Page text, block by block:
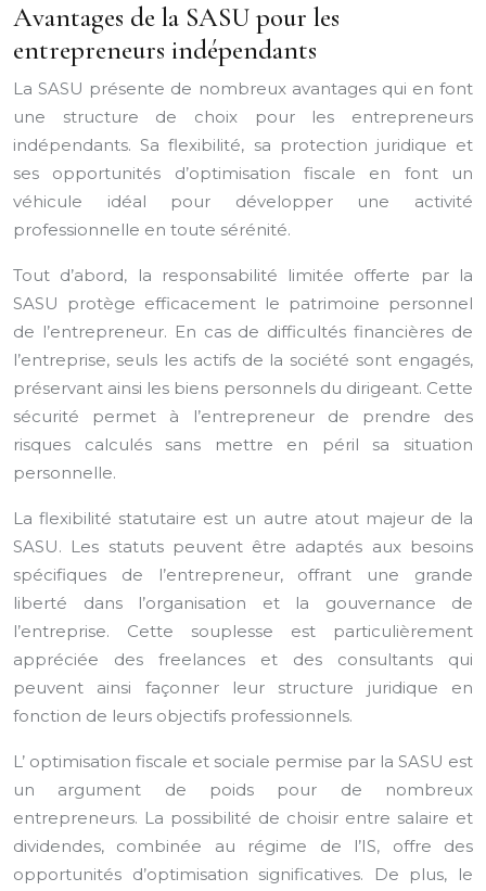
Avantages de la SASU pour les
entrepreneurs indépendants
La SASU présente de nombreux avantages qui en font
une structure de choix pour les entrepreneurs
indépendants. Sa flexibilité, sa protection juridique et
ses opportunités d’optimisation fiscale en font un
véhicule idéal pour développer une activité
professionnelle en toute sérénité.
Tout d’abord, la responsabilité limitée offerte par la
SASU protège efficacement le patrimoine personnel
de l’entrepreneur. En cas de difficultés financières de
l’entreprise, seuls les actifs de la société sont engagés,
préservant ainsi les biens personnels du dirigeant. Cette
sécurité permet à l’entrepreneur de prendre des
risques calculés sans mettre en péril sa situation
personnelle.
La flexibilité statutaire est un autre atout majeur de la
SASU. Les statuts peuvent être adaptés aux besoins
spécifiques de l’entrepreneur, offrant une grande
liberté dans l’organisation et la gouvernance de
l’entreprise. Cette souplesse est particulièrement
appréciée des freelances et des consultants qui
peuvent ainsi façonner leur structure juridique en
fonction de leurs objectifs professionnels.
L’ optimisation fiscale et sociale permise par la SASU est
un argument de poids pour de nombreux
entrepreneurs. La possibilité de choisir entre salaire et
dividendes, combinée au régime de l’IS, offre des
opportunités d’optimisation significatives. De plus, le